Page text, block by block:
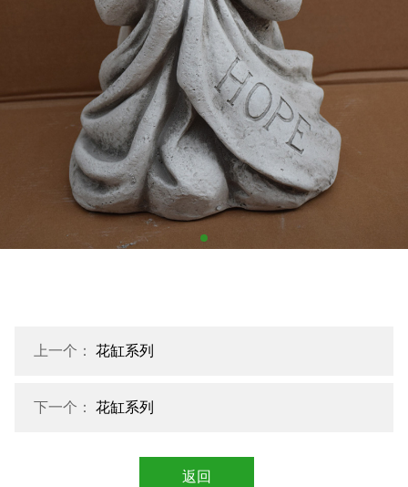
上一个： 花缸系列
下一个： 花缸系列
返回